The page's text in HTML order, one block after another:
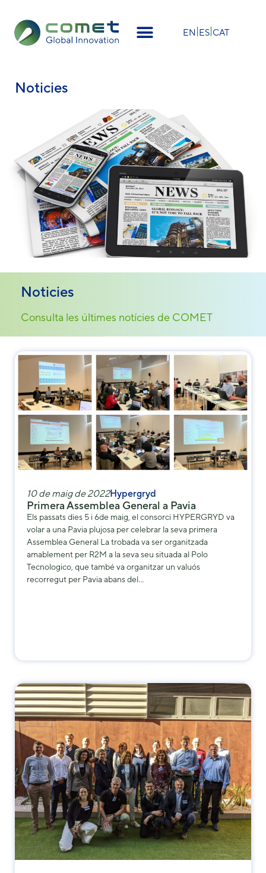
EN ES CAT
Noticies
Noticies
Consulta les últimes notícies de COMET
10 de maig de 2022Hypergryd
Primera Assemblea General a Pavia
Els passats dies 5 i 6de maig, el consorci HYPERGRYD va
volar a una Pavia plujosa per celebrar la seva primera
Assemblea General La trobada va ser organitzada
amablement per R2M a la seva seu situada al Polo
Tecnologico, que també va organitzar un valuós
recorregut per Pavia abans del…
Necessary
These
cookies are
not
optional.
They are
needed for
the website
Statistics
In order for
us to
improve the
website's
Experience
In order for
our website
to perform
as well as
possible
during your
visit. If you
refuse these
cookies,
some
functionality
will
disappear
from the